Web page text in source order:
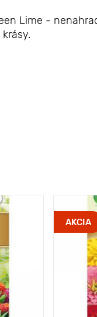
Lime -
AKCIA